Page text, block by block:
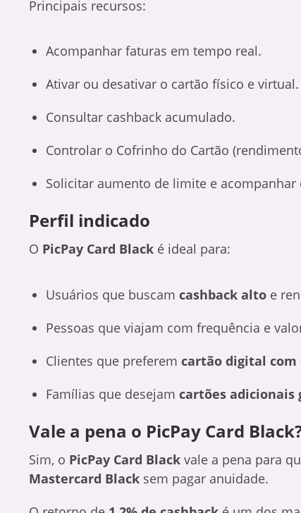
Principais recursos:
Acompanhar faturas em tempo real.
Ativar ou desativar o cartão físico e virtual.
Consultar cashback acumulado.
Controlar o Cofrinho do Cartão
Solicitar aumento de limite e acompanhar
Perfil indicado
O PicPay Card Black é ideal para:
Usuários que buscam cashback alto e
Pessoas que viajam com frequência e
Clientes que preferem cartão digital
Famílias que desejam cartões adicionais
Vale a pena o PicPay Card
Sim, o PicPay Card Black vale a pena para
Mastercard Black sem pagar anuidade.